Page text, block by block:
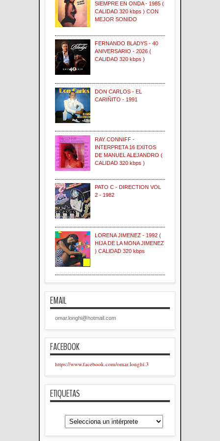
SIEMPRE EN ONDA - 1985 (
CALIDAD 320 kbps ) CON
MEJOR SONIDO
FERNANDO BLADYS - 40
ANIVERSARIO - 2026 (
CALIDAD 320 kbps )
DON CARLOS - EL
CARIÑITO - 1991
RAY CONNIFF -
INTERPRETA 16 EXITOS
DE MANUEL ALEJANDRO (
CALIDAD 320 kbps )
PATO C - DIRECTION VOL
2 - 1982
LORENA JIMENEZ - 1992 (
HIJA DE LA MONA JIMENEZ
) CALIDAD 320 kbps
EMAIL
omar.longhi@hotmail.com
FACEBOOK
https://www.facebook.com/omar.longhi.3
ETIQUETAS